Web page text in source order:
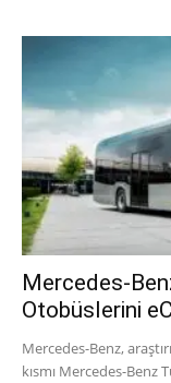
Mercedes-
Otobüslerini
Mercedes-Benz,
kısmı Mercedes-Benz